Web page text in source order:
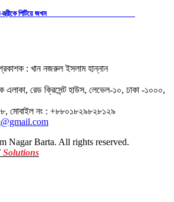
স্বামী-স্ত্রীকে পিটিয়ে জখম
: খান নজরুল ইসলাম হান্নান
এলাকা, রেড ক্রিসেন্ট হাউস, লেভেল-১০, ঢাকা -১০০০,
মোবাইল নং : +৮৮০১৮২৯৮২৮১২৯
Nagar Barta. All rights reserved.
Solutions